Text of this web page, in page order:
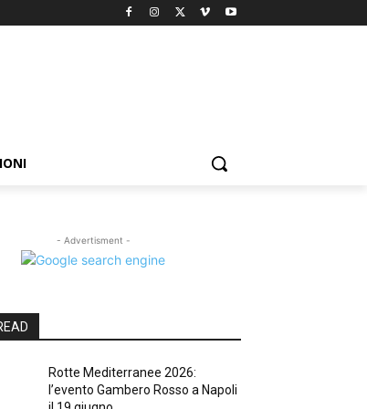
- Advertisment -
Rotte Mediterranee 2026:
l’evento Gambero Rosso a Napoli